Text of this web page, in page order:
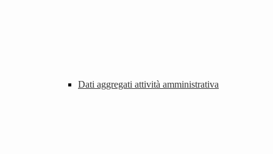
Dati aggregati attività amministrativa